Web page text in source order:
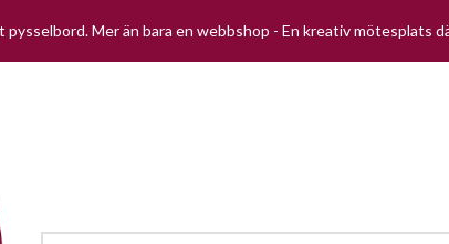
Mer än bara en webbshop - En kreativ mötesplats